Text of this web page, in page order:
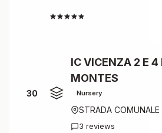
30
IC VICENZA 2 E 4
MONTES
Nursery
STRADA COMUNALE
3 reviews